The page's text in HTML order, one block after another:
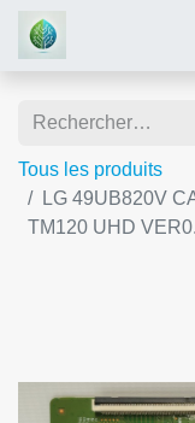
Tous les produits
LG 49UB820V
TM120 UHD